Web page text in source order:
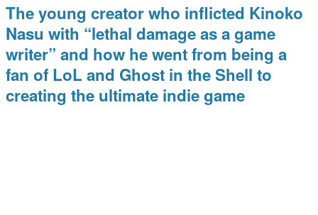
ゲーム世代の作家たち
ゲームに多大な影響を受けた作家さんに取材し、ゲームが
日本のコンテンツ産業やカルチャーに与えた影響を探る企
画です。
日本モバイルゲーム産業史
日本のモバイルゲーム史における主要なトピック・タイト
ルを網羅するほか、開発者へのインタビューや識者による
解説を掲載。約20年の歴史が一望できる決定版！
なじみの緩衝材が会社の名前に
ムも搭載
The young creator who inflicted Kinoko
Nasu with “lethal damage as a game
writer” and how he went from being a
fan of LoL and Ghost in the Shell to
creating the ultimate indie game